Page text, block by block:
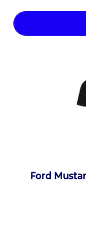
Ford